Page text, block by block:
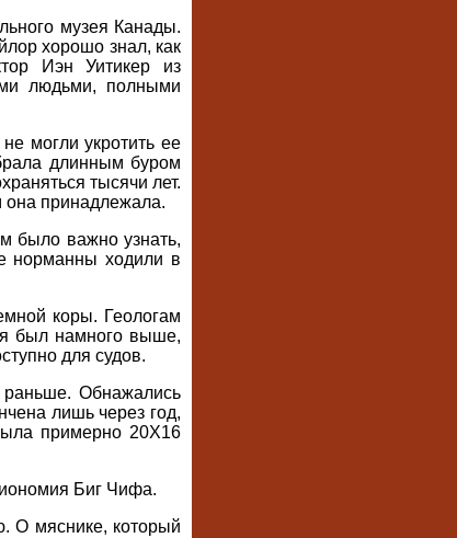
музея Канады.
хорошо знал, как
Иэн Уитикер из
людьми, полными
могли укротить ее
длинным буром
тысячи лет.
она принадлежала.
было важно узнать,
норманны ходили в
коры. Геологам
был намного выше,
для судов.
Обнажались
лишь через год,
примерно 20X16
Биг Чифа.
О мяснике, который